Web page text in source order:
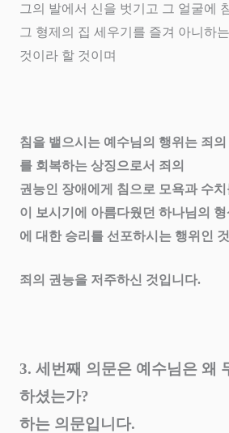
그의 발에서 신을 벗기고 그 얼굴에
그 형제의 집 세우기를 즐겨 아니하
것이라 할 것이며
침을 뱉으시는 예수님의 행위는 죄
를 회복하는 상징으로서 죄의
권능인 장애에게 침으로 모욕과 수
이 보시기에 아름다웠던 하나님의
에 대한 승리를 선포하시는 행위인
죄의 권능을 저주하신 것입니다.
3. 세번째 의문은 예수님은 왜
하셨는가?
하는 의문입니다.